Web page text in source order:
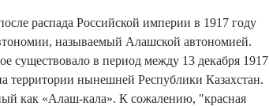
распада Российской империи в 1917 году
называемый Алашской автономией.
существовало в период между 13 декабря 1917
территории нынешней Республики Казахстан.
как «Алаш-кала». К сожалению, "красная